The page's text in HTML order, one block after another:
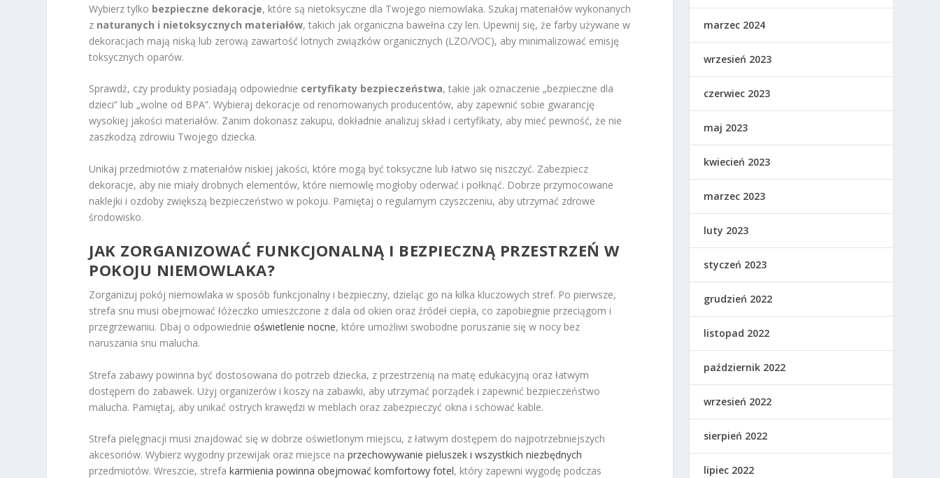
Wybierz tylko bezpieczne dekoracje, które są nietoksyczne dla Twojego niemowlaka. Szukaj materiałów wykonanych
z naturanych i nietoksycznych materiałów, takich jak organiczna bawełna czy len. Upewnij się, że farby używane w
dekoracjach mają niską lub zerową zawartość lotnych związków organicznych (LZO/VOC), aby minimalizować emisję
toksycznych oparów.
Sprawdź, czy produkty posiadają odpowiednie certyfikaty bezpieczeństwa, takie jak oznaczenie „bezpieczne dla
dzieci” lub „wolne od BPA”. Wybieraj dekoracje od renomowanych producentów, aby zapewnić sobie gwarancję
wysokiej jakości materiałów. Zanim dokonasz zakupu, dokładnie analizuj skład i certyfikaty, aby mieć pewność, że nie
zaszkodzą zdrowiu Twojego dziecka.
Unikaj przedmiotów z materiałów niskiej jakości, które mogą być toksyczne lub łatwo się niszczyć. Zabezpiecz
dekoracje, aby nie miały drobnych elementów, które niemowlę mogłoby oderwać i połknąć. Dobrze przymocowane
naklejki i ozdoby zwiększą bezpieczeństwo w pokoju. Pamiętaj o regularnym czyszczeniu, aby utrzymać zdrowe
środowisko.
JAK ZORGANIZOWAĆ FUNKCJONALNĄ I BEZPIECZNĄ PRZESTRZEŃ W
POKOJU NIEMOWLAKA?
Zorganizuj pokój niemowlaka w sposób funkcjonalny i bezpieczny, dzieląc go na kilka kluczowych stref. Po pierwsze,
strefa snu musi obejmować łóżeczko umieszczone z dala od okien oraz źródeł ciepła, co zapobiegnie przeciągom i
przegrzewaniu. Dbaj o odpowiednieoświetlenie nocne, które umożliwi swobodne poruszanie się w nocy bez
naruszania snu malucha.
Strefa zabawy powinna być dostosowana do potrzeb dziecka, z przestrzenią na matę edukacyjną oraz łatwym
dostępem do zabawek. Użyj organizerów i koszy na zabawki, aby utrzymać porządek i zapewnić bezpieczeństwo
malucha. Pamiętaj, aby unikać ostrych krawędzi w meblach oraz zabezpieczyć okna i schować kable.
Strefa pielęgnacji musi znajdować się w dobrze oświetlonym miejscu, z łatwym dostępem do najpotrzebniejszych
akcesoriów. Wybierz wygodny przewijak oraz miejsce naprzechowywanie pieluszek i wszystkich niezbędnych
przedmiotów. Wreszcie, strefakarmienia powinna obejmować komfortowy fotel, który zapewni wygodę podczas
marzec 2024
wrzesień 2023
czerwiec 2023
maj 2023
kwiecień 2023
marzec 2023
luty 2023
styczeń 2023
grudzień 2022
listopad 2022
październik 2022
wrzesień 2022
sierpień 2022
lipiec 2022